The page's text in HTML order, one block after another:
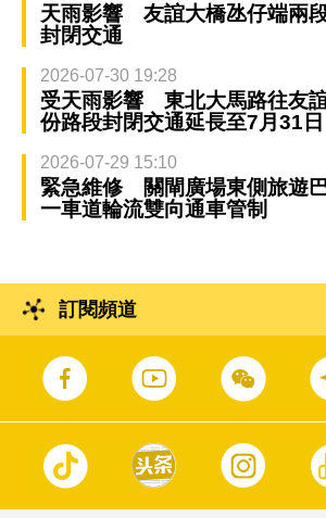
天雨影響 友誼大橋氹仔端兩
封閉交通
2026-07-30 19:28
受天雨影響 東北大馬路往友
份路段封閉交通延長至7月31日
2026-07-29 15:10
緊急維修 關閘廣場東側旅遊
一車道輪流雙向通車管制
訂閱頻道